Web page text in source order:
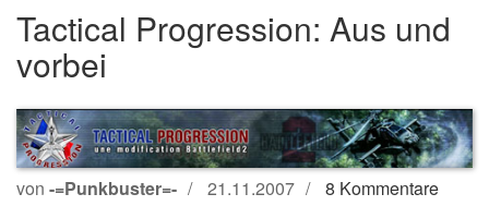
Tactical Progression: Aus und
vorbei
von -=Punkbuster=- 21.11.2007 8 Kommentare